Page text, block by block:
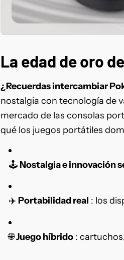
La edad de oro
¿Recuerdas intercambiar
nostalgia con tecnología de
mercado de las consolas
qué los juegos portátiles
🕹️Nostalgia e innovación
✈️Portabilidad real : los
🌐Juego híbrido :